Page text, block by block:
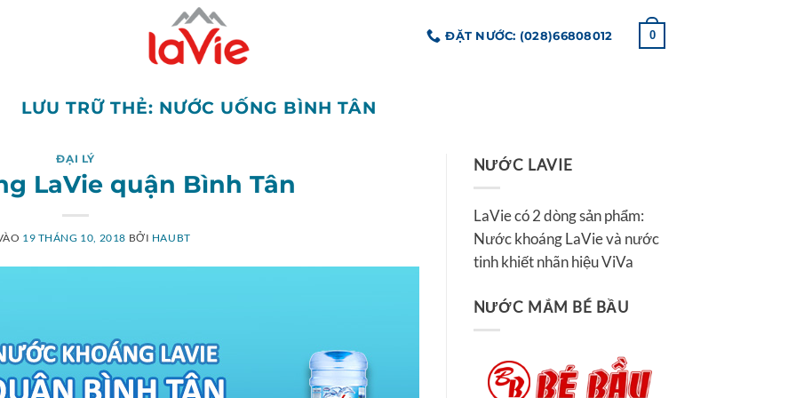
ĐẶT NƯỚC: (028)66808012 0
LƯU TRỮ THẺ: NƯỚC UỐNG BÌNH TÂN
ĐẠI LÝ
LaVie quận Bình Tân
19 THÁNG 10, 2018 BỞI HAUBT
NƯỚC LAVIE
LaVie có 2 dòng sản phẩm:
Nước khoáng LaVie và nước
tinh khiết nhãn hiệu ViVa
NƯỚC MẮM BÉ BẦU